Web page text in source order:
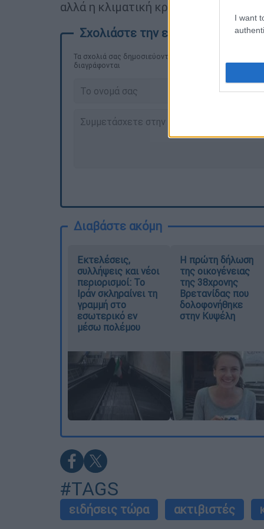
I want
αλλά η κλιματική κρίση όχι».
Τα σχολιά σας δημοσιεύονται άμεσα με δική σας
διαγράφονται
Διαβάστε ακόμη
Εκτελέσεις,
συλλήψεις και νέοι
περιορισμοί: Το
Ιράν σκληραίνει τη
γραμμή στο
εσωτερικό εν
μέσω πολέμου
Η πρώτη δήλωση
της οικογένειας
της 38χρονης
Βρετανίδας που
δολοφονήθηκε
στην Κυψέλη
#TAGS
ειδήσεις τώρα ακτιβιστές